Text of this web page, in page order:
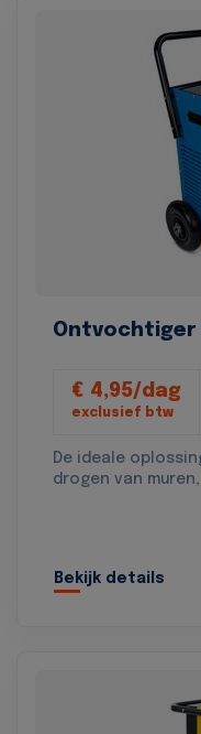
Ontvochtiger
€ 4,95/dag
exclusief btw
De ideale
drogen van
Bekijk details